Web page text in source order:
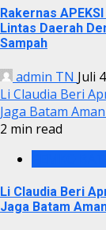
Rakernas
Lintas Daerah
Sampah
admin TN Juli
Li Claudia Beri
Jaga Batam
2 min read
Li Claudia Beri
Jaga Batam